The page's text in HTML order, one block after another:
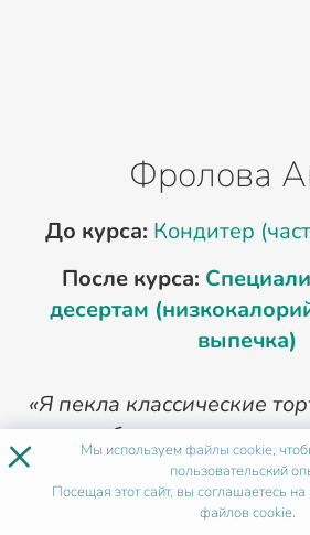
Фролова
До курса: Кондитер
После курса:
десертам
выпечка)
«Я пекла классические
с диабетом и лишним
здоровые
десертам дал мне знания
сахара, безглютеновой
× Мы используемфайлы cookie,
пользовательский
Посещая этот сайт, вы соглашаетесь
файлов cookie.